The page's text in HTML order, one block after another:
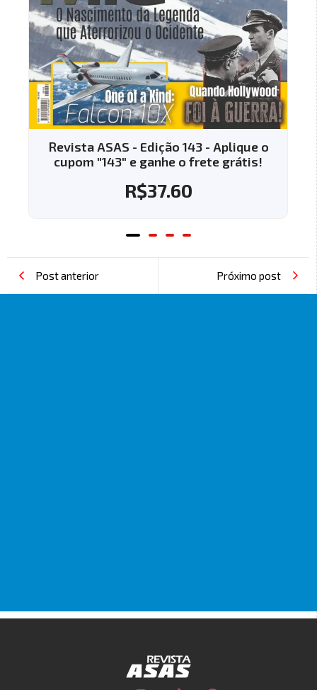
Revista ASAS - Edição 144 - Aplique
cupom "144" e ganhe o frete
R$
Post anterior Próximo post